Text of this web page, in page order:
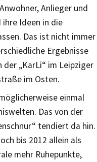
Anlieger und
ihre Ideen in die
Das ist nicht immer
Ergebnisse
der „KarLi“ im Leipziger
im Osten.
einmal
Das von der
tendiert da hin.
bis 2012 allein als
mehr Ruhepunkte,